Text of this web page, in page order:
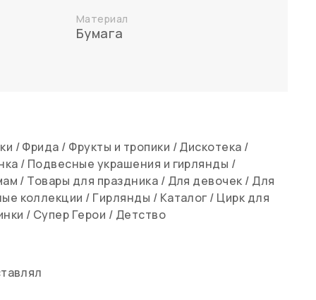
Материал
Бумага
/Фрида / Фрукты и тропики /Дискотека /
/ Подвесные украшения и гирлянды /
/ Товары для праздника / Для девочек / Для
коллекции / Гирлянды / Каталог / Цирк для
/ Супер Герои / Детство